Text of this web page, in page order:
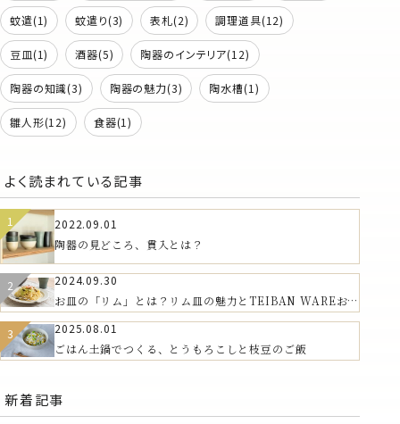
蚊遣(1) 蚊遣り(3) 表札(2) 調理道具(12)
豆皿(1) 酒器(5) 陶器のインテリア(12)
陶器の知識(3) 陶器の魅力(3) 陶水槽(1)
雛人形(12) 食器(1)
よく読まれている記事
2022.09.01
陶器の見どころ、貫入とは？
2024.09.30
お皿の「リム」とは？リム皿の魅力とTEIBAN WAREおす
すめの器
2025.08.01
ごはん土鍋でつくる、とうもろこしと枝豆のご飯
新着記事